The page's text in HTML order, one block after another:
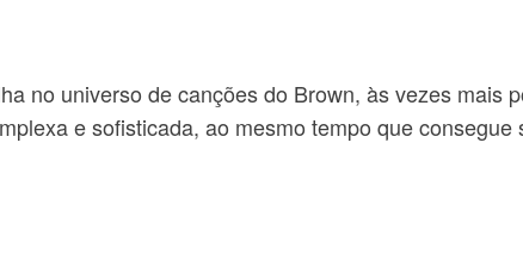
no universo de canções do Brown, às vezes mais
e sofisticada, ao mesmo tempo que consegue